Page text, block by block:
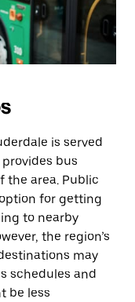
is served
bus
the area. Public
for getting
to nearby
the region’s
may
schedules and
be less